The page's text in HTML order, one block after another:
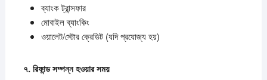
ব্যাংক ট্রান্সফার
মোবাইল ব্যাংকিং
ওয়ালেট/স্টোর ক্রেডিট (যদি প্রযোজ্য হয়)
৭.রিফান্ডসম্পন্নহওয়ারসময়